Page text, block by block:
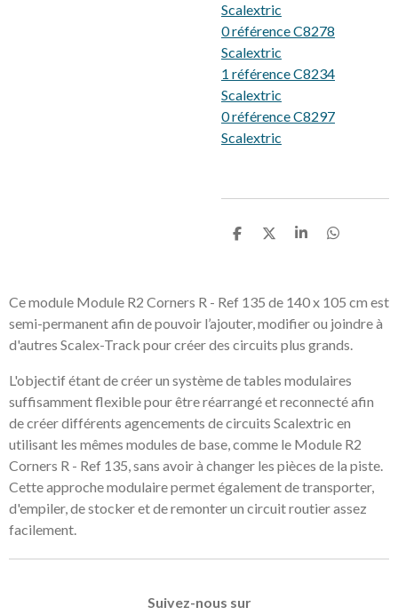
Scalextric
0 référence C8278
Scalextric
1 référence C8234
Scalextric
0 référence C8297
Scalextric
P
a
g
e
P
a
g
e
r
P
a
g
e
P
a
g
e
Ce module Module R2 Corners R - Ref 135 de 140 x 105 cm est
semi-permanent afin de pouvoir l’ajouter, modifier ou joindre à
d'autres Scalex-Track pour créer des circuits plus grands.
L'objectif étant de créer un système de tables modulaires
suffisamment flexible pour être réarrangé et reconnecté afin
de créer différents agencements de circuits Scalextric en
utilisant les mêmes modules de base, comme le Module R2
Corners R - Ref 135, sans avoir à changer les pièces de la piste.
Cette approche modulaire permet également de transporter,
d'empiler, de stocker et de remonter un circuit routier assez
facilement.
Suivez-nous sur